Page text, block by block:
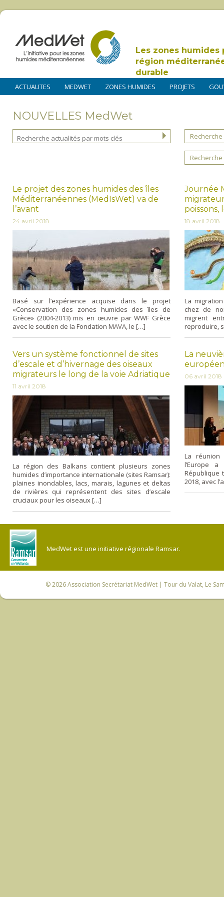
Les zones humides
région
durable
ACTUALITES MEDWET ZONES HUMIDES PROJETS
NOUVELLES MedWet
Le projet des zones humides des îles
Méditerranéennes (MedIsWet) va de
l’avant
24 avril 2018
Basé sur l’expérience acquise dans le projet
«Conservation des zones humides des îles de
Grèce» (2004-2013) mis en œuvre par WWF Grèce
avec le soutien de la Fondation MAVA, le […]
Journée
poissons,
18 avril 2018
La
chez de
migrent
reproduire,
Vers un système fonctionnel de sites
d’escale et d’hivernage des oiseaux
migrateurs le long de la voie Adriatique
11 avril 2018
La région des Balkans contient plusieurs zones
humides d’importance internationale (sites Ramsar):
plaines inondables, lacs, marais, lagunes et deltas
de rivières qui représentent des sites d’escale
cruciaux pour les oiseaux […]
La
06 avril 2018
La réunion
l’Europe
République
2018, avec
MedWet est une initiative régionale Ramsar.
© 2026Association Secrétariat MedWet | Tour du Valat, Le